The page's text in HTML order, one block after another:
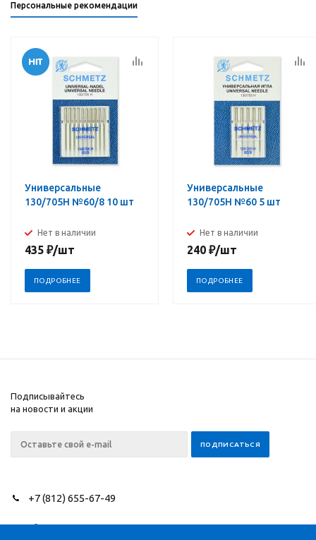
Персональные рекомендации
Универсальные
130/705H №60/8 10 шт
Нет в наличии
435 ₽/шт
ПОДРОБНЕЕ
Универсальные
130/705H №60 5 шт
Нет в наличии
240 ₽/шт
ПОДРОБНЕЕ
Подписывайтесь
на новости и акции
+7 (812) 655-67-49
2026 © NEEDLES SINCE